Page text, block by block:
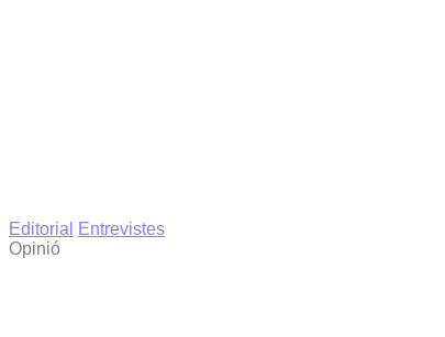
Editorial
Entrevistes
Opinió